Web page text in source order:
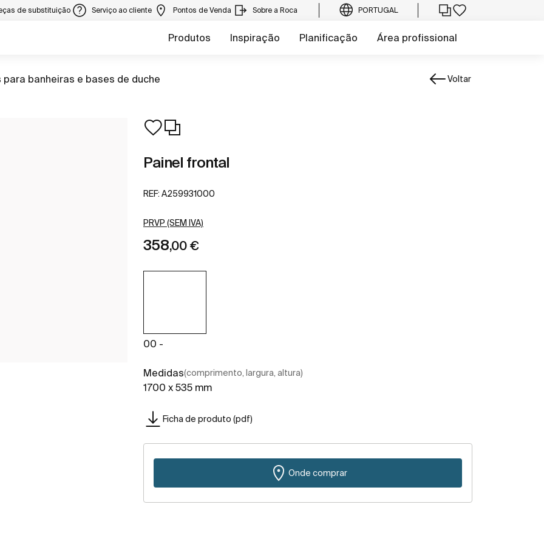
de substituição Serviço ao cliente Pontos de Venda Sobre a Roca PORTUGAL
Produtos Inspiração Planificação Área profissional
para banheiras e bases de duche Voltar
Painel frontal
REF: A259931000
PRVP (SEM IVA)
358,00 €
00 -
Medidas(comprimento, largura, altura)
1700 x 535 mm
Ficha de produto (pdf)
Onde comprar